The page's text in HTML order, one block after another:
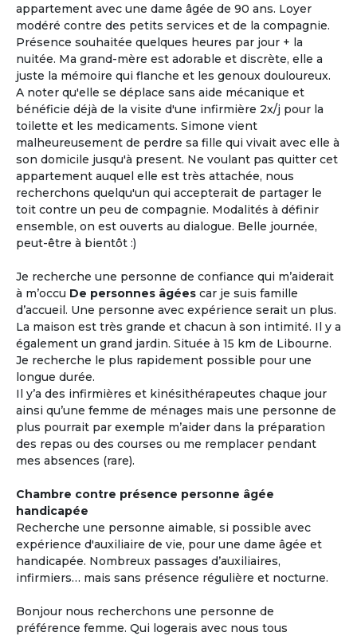
appartement avec une dame âgée de 90 ans. Loyer
modéré contre des petits services et de la compagnie.
Présence souhaitée quelques heures par jour + la
nuitée. Ma grand-mère est adorable et discrète, elle a
juste la mémoire qui flanche et les genoux douloureux.
A noter qu'elle se déplace sans aide mécanique et
bénéficie déjà de la visite d'une infirmière 2x/j pour la
toilette et les medicaments. Simone vient
malheureusement de perdre sa fille qui vivait avec elle à
son domicile jusqu'à present. Ne voulant pas quitter cet
appartement auquel elle est très attachée, nous
recherchons quelqu'un qui accepterait de partager le
toit contre un peu de compagnie. Modalités à définir
ensemble, on est ouverts au dialogue. Belle journée,
peut-être à bientôt :)
Je recherche une personne de confiance qui m’aiderait
à m’occu De personnes âgées car je suis famille
d’accueil. Une personne avec expérience serait un plus.
La maison est très grande et chacun à son intimité. Il y a
également un grand jardin. Située à 15 km de Libourne.
Je recherche le plus rapidement possible pour une
longue durée.
Il y’a des infirmières et kinésithérapeutes chaque jour
ainsi qu’une femme de ménages mais une personne de
plus pourrait par exemple m’aider dans la préparation
des repas ou des courses ou me remplacer pendant
mes absences (rare).
Chambre contre présence personne âgée
handicapée
Recherche une personne aimable, si possible avec
expérience d'auxiliaire de vie, pour une dame âgée et
handicapée. Nombreux passages d’auxiliaires,
infirmiers… mais sans présence régulière et nocturne.
Bonjour nous recherchons une personne de
préférence femme. Qui logerais avec nous tous